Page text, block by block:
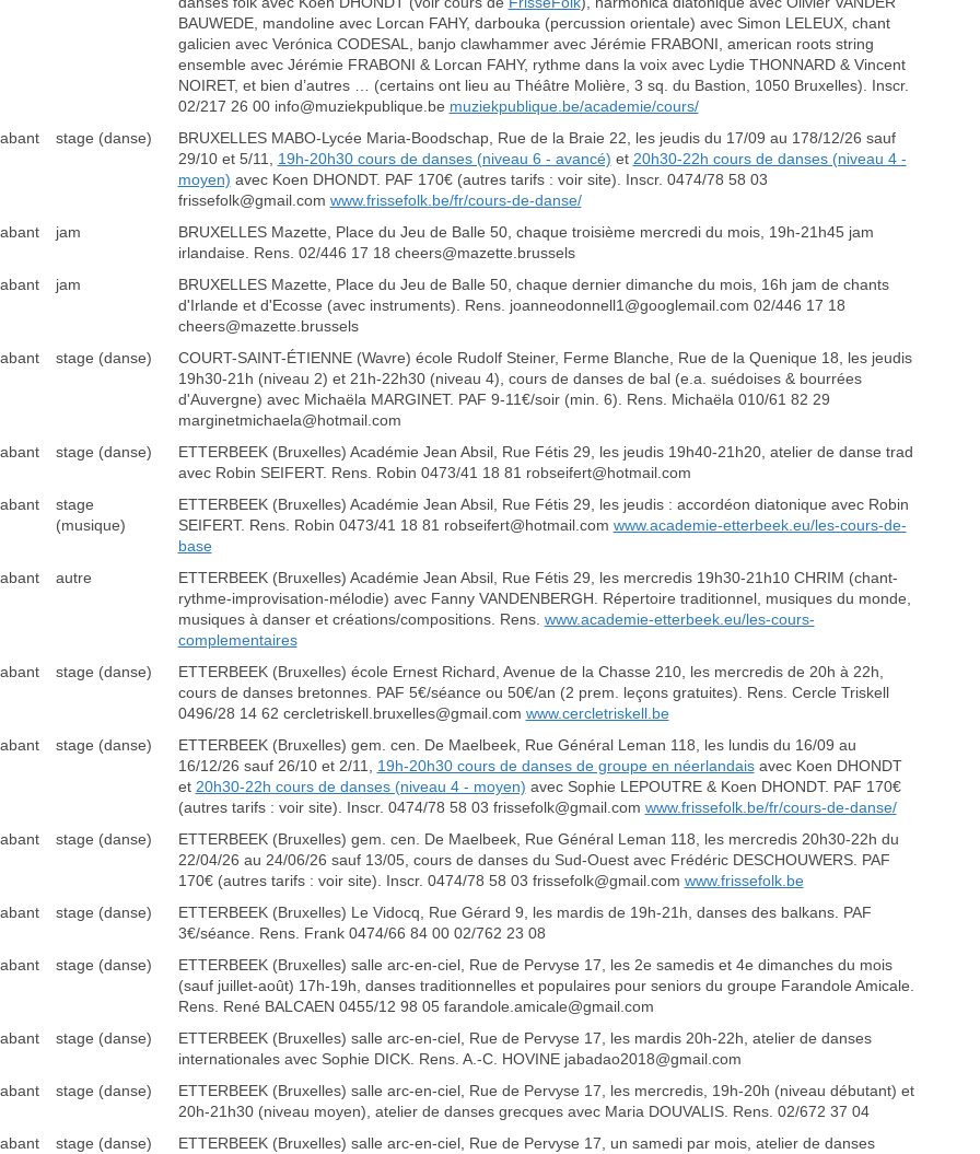
BAUWEDE, mandoline avec Lorcan FAHY, darbouka (percussion orientale) avec Simon LELEUX, chant
galicien avec Verónica CODESAL, banjo clawhammer avec Jérémie FRABONI, american roots string
ensemble avec Jérémie FRABONI & Lorcan FAHY, rythme dans la voix avec Lydie THONNARD & Vincent
NOIRET, et bien d’autres … (certains ont lieu au Théâtre Molière, 3 sq. du Bastion, 1050 Bruxelles). Inscr.
02/217 26 00 info@muziekpublique.be muziekpublique.be/academie/cours/
stage (danse)
BRUXELLES MABO-Lycée Maria-Boodschap, Rue de la Braie 22, les jeudis du 17/09 au 178/12/26 sauf
29/10 et 5/11, 19h-20h30 cours de danses (niveau 6 - avancé) et 20h30-22h cours de danses (niveau 4 -
moyen) avec Koen DHONDT. PAF 170€ (autres tarifs : voir site). Inscr. 0474/78 58 03
frissefolk@gmail.com www.frissefolk.be/fr/cours-de-danse/
jam
BRUXELLES Mazette, Place du Jeu de Balle 50, chaque troisième mercredi du mois, 19h-21h45 jam
irlandaise. Rens. 02/446 17 18 cheers@mazette.brussels
jam
BRUXELLES Mazette, Place du Jeu de Balle 50, chaque dernier dimanche du mois, 16h jam de chants
d'Irlande et d'Ecosse (avec instruments). Rens. joanneodonnell1@googlemail.com 02/446 17 18
cheers@mazette.brussels
stage (danse)
COURT-SAINT-ÉTIENNE (Wavre) école Rudolf Steiner, Ferme Blanche, Rue de la Quenique 18, les jeudis
19h30-21h (niveau 2) et 21h-22h30 (niveau 4), cours de danses de bal (e.a. suédoises & bourrées
d'Auvergne) avec Michaëla MARGINET. PAF 9-11€/soir (min. 6). Rens. Michaëla 010/61 82 29
marginetmichaela@hotmail.com
stage (danse)
ETTERBEEK (Bruxelles) Académie Jean Absil, Rue Fétis 29, les jeudis 19h40-21h20, atelier de danse trad
avec Robin SEIFERT. Rens. Robin 0473/41 18 81 robseifert@hotmail.com
stage
(musique)
ETTERBEEK (Bruxelles) Académie Jean Absil, Rue Fétis 29, les jeudis : accordéon diatonique avec Robin
SEIFERT. Rens. Robin 0473/41 18 81 robseifert@hotmail.com www.academie-etterbeek.eu/les-cours-de-
base
autre
ETTERBEEK (Bruxelles) Académie Jean Absil, Rue Fétis 29, les mercredis 19h30-21h10 CHRIM (chant-
rythme-improvisation-mélodie) avec Fanny VANDENBERGH. Répertoire traditionnel, musiques du monde,
musiques à danser et créations/compositions. Rens. www.academie-etterbeek.eu/les-cours-
complementaires
stage (danse)
ETTERBEEK (Bruxelles) école Ernest Richard, Avenue de la Chasse 210, les mercredis de 20h à 22h,
cours de danses bretonnes. PAF 5€/séance ou 50€/an (2 prem. leçons gratuites). Rens. Cercle Triskell
0496/28 14 62 cercletriskell.bruxelles@gmail.com www.cercletriskell.be
stage (danse)
ETTERBEEK (Bruxelles) gem. cen. De Maelbeek, Rue Général Leman 118, les lundis du 16/09 au
16/12/26 sauf 26/10 et 2/11, 19h-20h30 cours de danses de groupe en néerlandaisavec Koen DHONDT
et 20h30-22h cours de danses (niveau 4 - moyen) avec Sophie LEPOUTRE & Koen DHONDT. PAF 170€
(autres tarifs : voir site). Inscr. 0474/78 58 03 frissefolk@gmail.com www.frissefolk.be/fr/cours-de-danse/
stage (danse)
ETTERBEEK (Bruxelles) gem. cen. De Maelbeek, Rue Général Leman 118, les mercredis 20h30-22h du
22/04/26 au 24/06/26 sauf 13/05, cours de danses du Sud-Ouest avec Frédéric DESCHOUWERS. PAF
170€ (autres tarifs : voir site). Inscr. 0474/78 58 03 frissefolk@gmail.com www.frissefolk.be
stage (danse)
ETTERBEEK (Bruxelles) Le Vidocq, Rue Gérard 9, les mardis de 19h-21h, danses des balkans. PAF
3€/séance. Rens. Frank 0474/66 84 00 02/762 23 08
stage (danse)
ETTERBEEK (Bruxelles) salle arc-en-ciel, Rue de Pervyse 17, les 2e samedis et 4e dimanches du mois
(sauf juillet-août) 17h-19h, danses traditionnelles et populaires pour seniors du groupe Farandole Amicale.
Rens. René BALCAEN 0455/12 98 05 farandole.amicale@gmail.com
stage (danse)
ETTERBEEK (Bruxelles) salle arc-en-ciel, Rue de Pervyse 17, les mardis 20h-22h, atelier de danses
internationales avec Sophie DICK. Rens. A.-C. HOVINE jabadao2018@gmail.com
stage (danse)
ETTERBEEK (Bruxelles) salle arc-en-ciel, Rue de Pervyse 17, les mercredis, 19h-20h (niveau débutant) et
20h-21h30 (niveau moyen), atelier de danses grecques avec Maria DOUVALIS. Rens. 02/672 37 04
stage (danse)
ETTERBEEK (Bruxelles) salle arc-en-ciel, Rue de Pervyse 17, un samedi par mois, atelier de danses